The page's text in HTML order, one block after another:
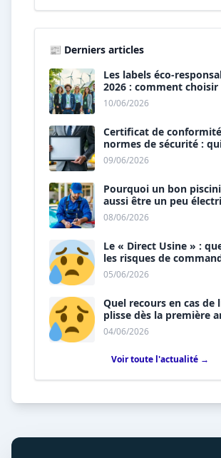
📰 Derniers articles
Les labels éco-
2026 : comment
« vert » ?
10/06/2026
Certificat de
normes de sécurité :
vous le délivrer ?
09/06/2026
Pourquoi un bon
aussi être un peu
plombier ?
08/06/2026
Le « Direct Usine » :
les risques de
piscine sans installateur
05/06/2026
Quel recours en cas de
plisse dès la première
04/06/2026
Voir toute l'actualité →